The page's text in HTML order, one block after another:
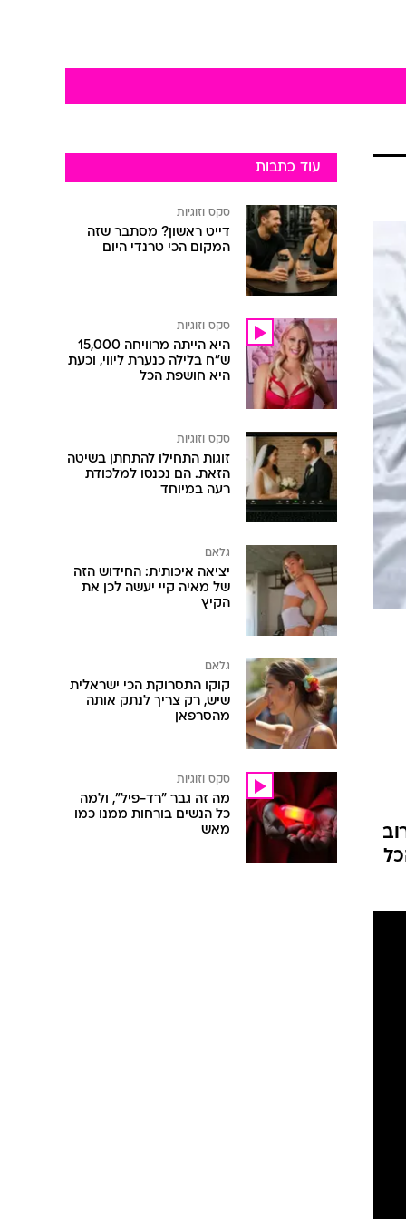
עוד כתבות
סקס וזוגיות
דייט ראשון? מסתבר שזה
המקום הכי טרנדי היום
סקס וזוגיות
היא הייתה מרוויחה 15,000
ש"ח בלילה כנערת ליווי, וכעת
היא חושפת הכל
סקס וזוגיות
זוגות התחילו להתחתן בשיטה
הזאת. הם נכנסו למלכודת
רעה במיוחד
גלאם
יציאה איכותית: החידוש הזה
של מאיה קיי יעשה לכן את
הקיץ
גלאם
קוקו התסרוקת הכי ישראלית
שיש, רק צריך לנתק אותה
מהסרפאן
סקס וזוגיות
מה זה גבר "רד-פיל", ולמה
כל הנשים בורחות ממנו כמו
מאש